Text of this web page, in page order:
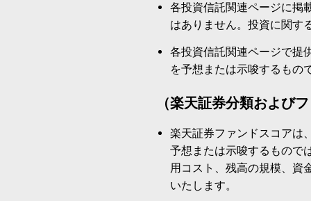
各投資信託関連ページに掲
はありません。投資に関す
各投資信託関連ページで提
を予想または示唆するもの
（楽天証券分類および
楽天証券ファンドスコアは
予想または示唆するもので
用コスト、残高の規模、資
いたします。